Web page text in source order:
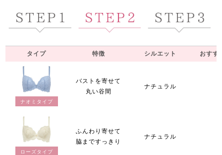
タイプ 特徴 シルエット おすす
ナオミタイプ
バストを寄せて
丸い谷間
ナチュラル
ローズタイプ
ふんわり寄せて
脇まですっきり
ナチュラル